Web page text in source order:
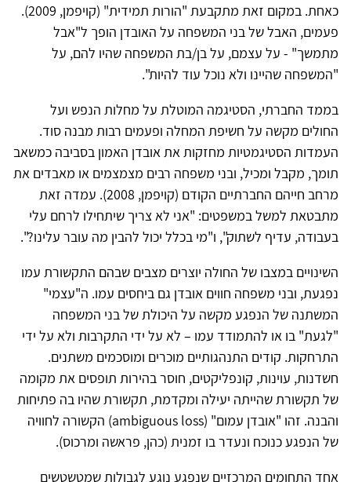
כאחת. במקום זאת מתקבעת "הורות תמידית" (קויפמן, 2009).
פעמים, האבל של בני המשפחה על האובדן הופך ל"אבל
מתמשך" - על עצמם, על בן/בת המשפחה שהיו להם, על
"המשפחה שהיינו ולא נוכל עוד להיות".
בממד החברתי, הסטיגמה המוטלת על מחלות הנפש ועל
החולים מקשה על חשיפת המחלה ופעמים רבות מבנה סוד.
העמדות הסטיגמטיות מחזקות את אובדן האמון בסביבה כמשאב
תומך, מקבל ומכיל, ובני משפחה רבים מצמצמים או מאבדים את
מרחב חייהם החברתיים הקודם (קויפמן, 2008). עמדה זאת
מתבטאת למשל במשפטים: "אני לא צריך שיתחילו לרחם עלי
בעבודה, עדיף לשתוק", ו"מי בכלל יכול להבין מה עובר עלינו?".
השינויים במצבו של החולה יוצרים מצבים שבהם התקשורת עמו
נפגעת, ובני משפחה חווים אובדן גם ביחסים עמו. ה"עצמי"
המשתנה של הנפגע מקשה על היכולת של בני המשפחה
"לגעת" בו או להתמודד עמו – לא על ידי התקרבות ולא על ידי
התרחקות. קודים התנהגותיים מוכרים ומוסכמים משתנים.
חשדנות, עוינות, קונפליקטים, חוסר בהירות תופסים את מקומה
של תקשורת שהייתה יעילה ומקדמת, תקשורת שהיו בה פתיחות
והבנה. זהו "אובדן עמום" (ambiguous loss) הקשורה לחוויה
של הנפגע כנוכח ונעדר בו זמנית (כהן, פראשה ומרכוס).
אחד התחומים המרכזיים שנפגע נוגע לגבולות שמטשטשים